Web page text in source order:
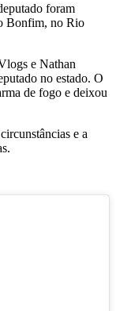
foram
Bonfim, no Rio
e Nathan
no estado. O
de fogo e deixou
e a